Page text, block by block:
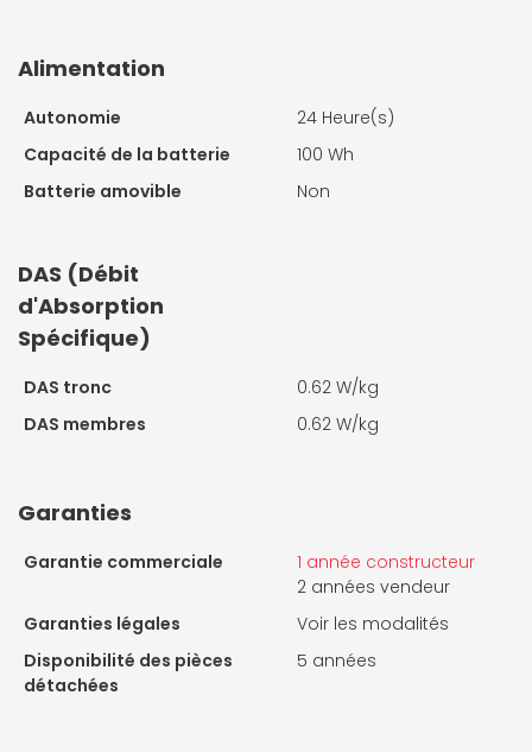
Alimentation
Autonomie
24 Heure(s)
Capacité de la batterie
100 Wh
Batterie amovible
Non
DAS (Débit
d'Absorption
Spécifique)
DAS tronc
0.62 W/kg
DAS membres
0.62 W/kg
Garanties
Garantie commerciale
1 année constructeur
2 années vendeur
Garanties légales
Voir les modalités
Disponibilité des pièces
détachées
5 années